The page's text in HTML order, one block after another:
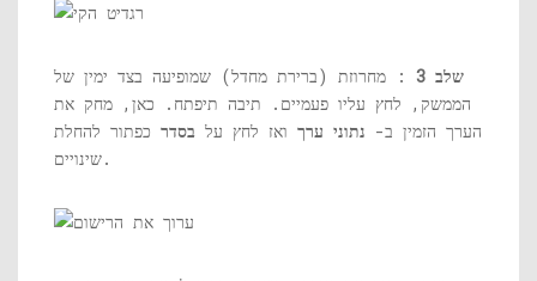
שלב 3
: מחרוזת (ברירת מחדל) שמופיעה בצד ימין של
הממשק, לחץ עליו פעמיים. תיבה תיפתח. כאן, מחק את
הערך הזמין ב- נתוני ערך ואז לחץ על בסדר כפתור להחלת
שינויים.